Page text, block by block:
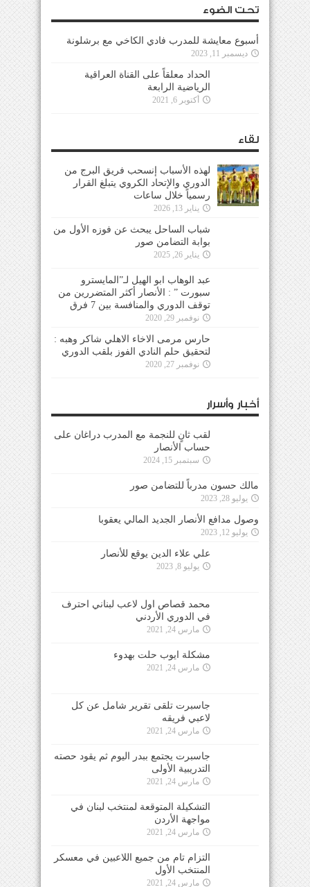
تحت الضوء
أسبوع معايشة للمدرب فادي الكاخي مع برشلونة
ديسمبر 11, 2023
الحداد معلقاً على القناة العراقية
الرياضية الرابعة
أكتوبر 6, 2021
لقاء
لهذه الأسباب إنسحب فريق البرج من
الدوري والإتحاد الكروي يتبلغ القرار
رسمياً خلال ساعات
يناير 13, 2026
شباب الساحل يبحث عن فوزه الأول من
بوابة التضامن صور
يناير 26, 2025
عبد الوهاب ابو الهيل لـ”المايسترو
سبورت ” : الأنصار أكثر المتضررين من
توقف الدوري والمنافسة بين 7 فرق
نوفمبر 29, 2020
حارس مرمى الاخاء الاهلي شاكر وهبه :
لتحقيق حلم النادي الفوز بلقب الدوري
نوفمبر 27, 2020
أخبار وأسرار
لقب ثانٍ للنجمة مع المدرب دراغان على
حساب الأنصار
سبتمبر 15, 2024
مالك حسون مدرباً للتضامن صور
يوليو 28, 2023
وصول مدافع الأنصار الجديد المالي يعقوبا
يوليو 12, 2023
علي علاء الدين يوقع للأنصار
يوليو 8, 2023
محمد قصاص اول لاعب لبناني احترف
في الدوري الأردني
مارس 24, 2021
مشكلة ايوب حلت بهدوء
مارس 24, 2021
جاسبرت تلقى تقرير شامل عن كل
لاعبي فريقه
مارس 24, 2021
جاسبرت يجتمع ببدر اليوم ثم يقود حصته
التدريبية الأولى
مارس 24, 2021
التشكيلة المتوقعة لمنتخب لبنان في
مواجهة الأردن
مارس 24, 2021
التزام تام من جميع اللاعبين في معسكر
المنتخب الأول
مارس 24, 2021